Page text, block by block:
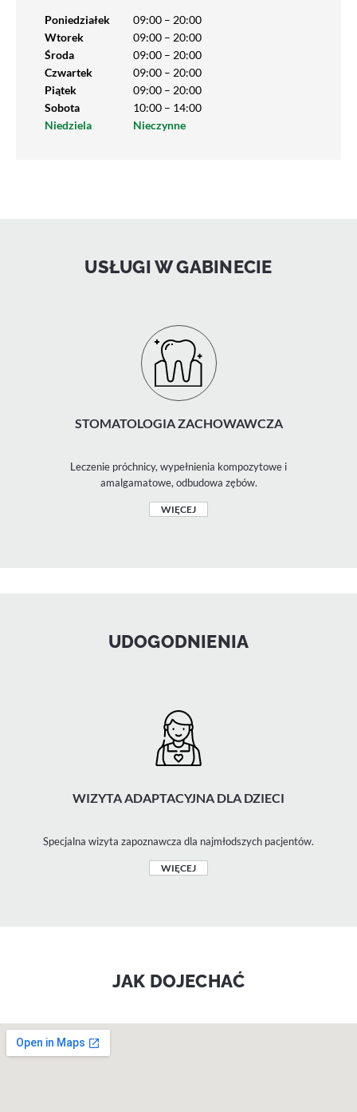
Poniedziałek
09:00 – 20:00
Wtorek
09:00 – 20:00
Środa
09:00 – 20:00
Czwartek
09:00 – 20:00
Piątek
09:00 – 20:00
Sobota
10:00 – 14:00
Niedziela
Nieczynne
USŁUGI W GABINECIE
STOMATOLOGIA ZACHOWAWCZA
Leczenie próchnicy, wypełnienia kompozytowe i
amalgamatowe, odbudowa zębów.
WIĘCEJ
UDOGODNIENIA
WIZYTA ADAPTACYJNA DLA DZIECI
Specjalna wizyta zapoznawcza dla najmłodszych pacjentów.
WIĘCEJ
JAK DOJECHAĆ